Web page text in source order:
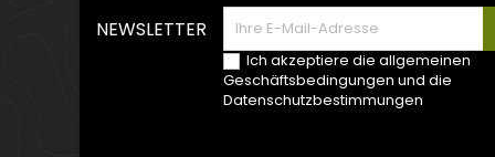
NEWSLETTER
Ich akzeptiere die allgemeinen
Geschäftsbedingungen und die
Datenschutzbestimmungen